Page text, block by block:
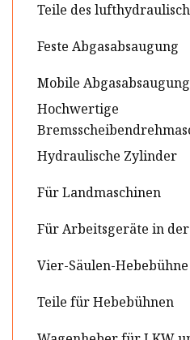
Teile des
Feste Abgasabsaugung
Mobile Abgasabsaugung
Hochwertige
Hydraulische Zylinder
Für Landmaschinen
Für Arbeitsgeräte in
Vier-Säulen-Hebebühne
Teile für Hebebühnen